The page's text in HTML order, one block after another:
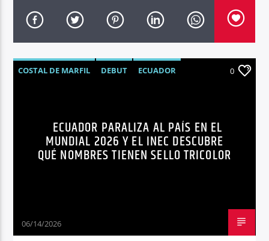
Radio hola
COSTAL DE MARFIL DEBUT
ECUADOR
0
ECUADOR PARALIZA AL PAÍS EN EL
MUNDIAL 2026 Y EL INEC DESCUBRE
QUÉ NOMBRES TIENEN SELLO TRICOLOR
06/14/2026